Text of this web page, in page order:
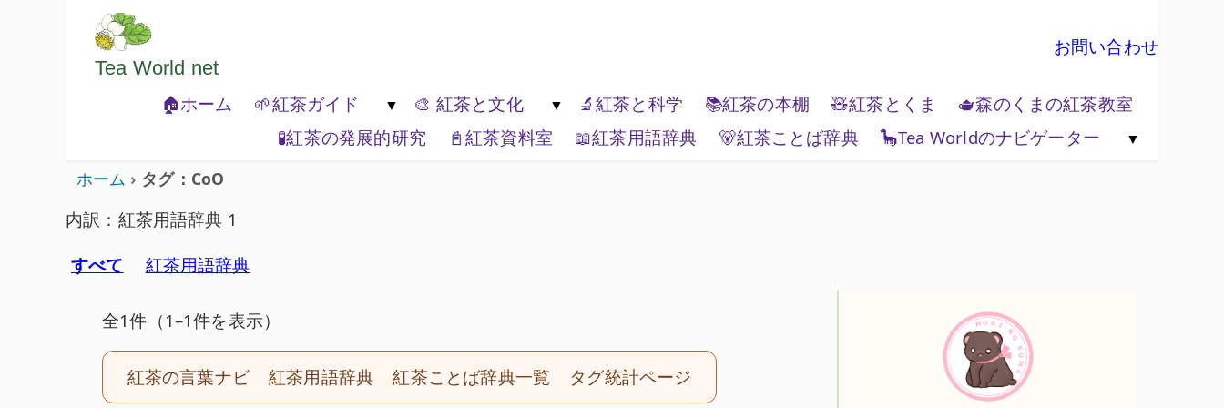
ようこそいらっしゃいました。どうぞごゆっくり楽しんでください。
Tea World net
お問い合わせ
🏠ホーム
🌱紅茶ガイド
🐾紅茶の基本
🍃紅茶の種類 🏔️エリアティー 📦ティーブランド
🎨 紅茶と文化
🏚️紅茶と生活文化
🎭紅茶と表現 🌏紅茶と世界 🗺️紅茶と地政学
🔬紅茶と科学 📚紅茶の本棚 🧸紅茶とくま
🫖森のくまの紅茶教室
🧪紅茶の発展的研究
📓紅茶資料室 📖紅茶用語辞典 🐻紅茶ことば辞典
🦕Tea Worldのナビゲーター
ホーム タグ：CoO
内訳：紅茶用語辞典 1
すべて
紅茶用語辞典
全1件（1–1件を表示）
紅茶の言葉ナビ 紅茶用語辞典 紅茶ことば辞典一覧 タグ統計ページ